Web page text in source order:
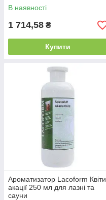
В наявності
1 714,58 ₴
Купити
Ароматизатор Lacoform Квіти
акації 250 мл для лазні та
сауни